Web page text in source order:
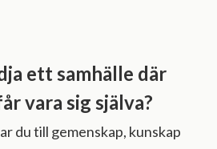
ett samhälle där
vara sig själva?
du till gemenskap, kunskap